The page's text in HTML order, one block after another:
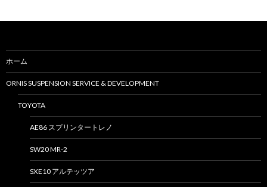
ホーム
ORNIS SUSPENSION SERVICE & DEVELOPMENT
TOYOTA
AE86 スプリンタートレノ
SW20 MR-2
SXE10 アルテッツア